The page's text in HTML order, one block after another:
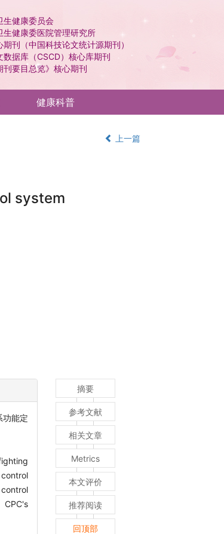
生健康委员会
生健康委医院管理研究所
刊（中国科技论文统计源期刊）
数据库（CSCD）核心库期刊
刊要目总览》核心期刊
健康科普
上一篇
system
功能定
摘要
参考文献
相关文章
Metrics
本文评价
推荐阅读
回顶部